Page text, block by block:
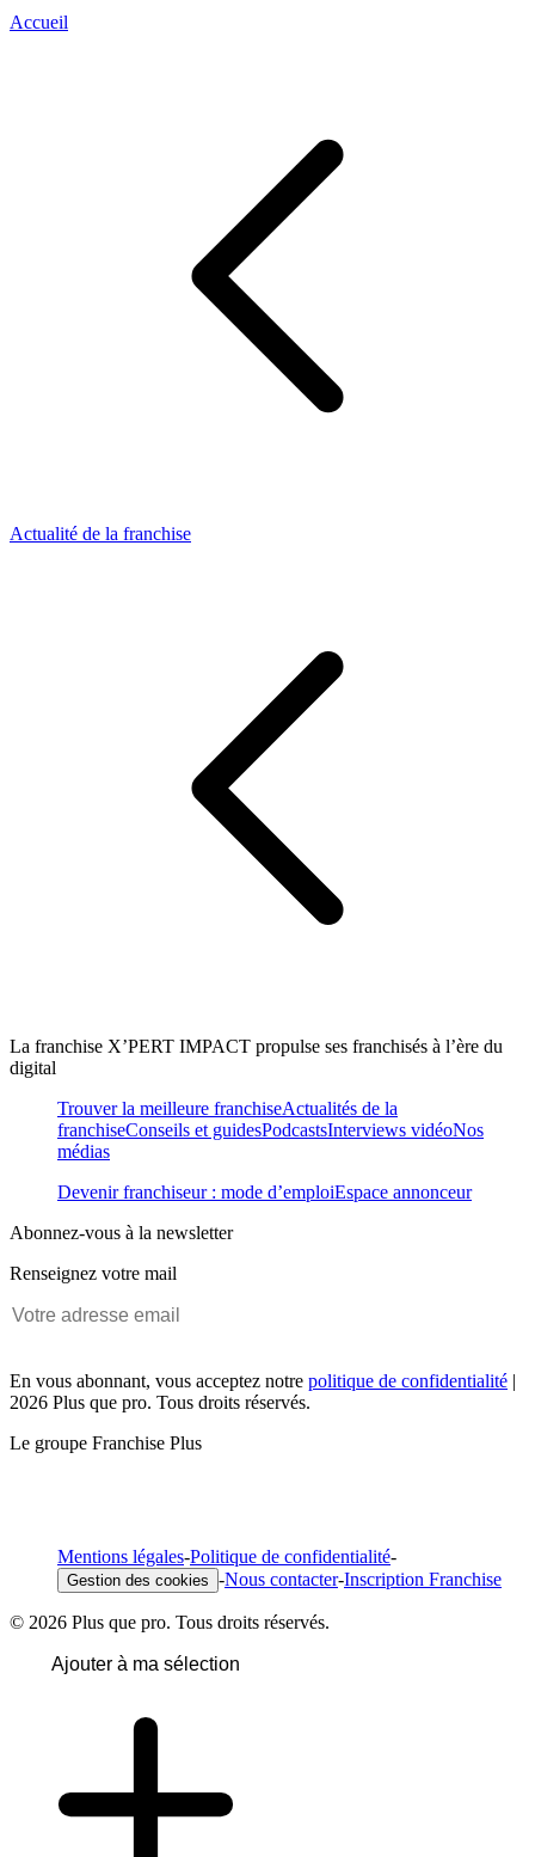
Accueil
Actualité de la franchise
La franchise X’PERT IMPACT propulse ses franchisés à l’ère du
digital
Trouver la meilleure franchiseActualités de la
franchiseConseils et guidesPodcastsInterviews vidéoNos
médias
Devenir franchiseur : mode d’emploiEspace annonceur
Abonnez-vous à la newsletter
Renseignez votre mail
En vous abonnant, vous acceptez notre politique de confidentialité |
2026 Plus que pro. Tous droits réservés.
Le groupe Franchise Plus
Mentions légales-Politique de confidentialité-
Gestion des cookies -Nous contacter-Inscription Franchise
© 2026 Plus que pro. Tous droits réservés.
Ajouter à ma sélection